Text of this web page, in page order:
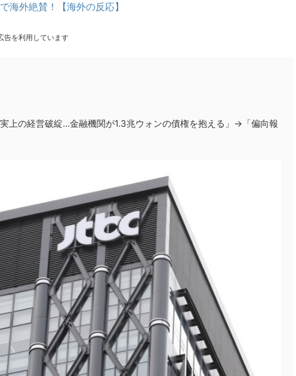
海外絶賛！【海外の反応】
告を利用しています
上の経営破綻…金融機関が1.3兆ウォンの債権を抱える」→「偏向報